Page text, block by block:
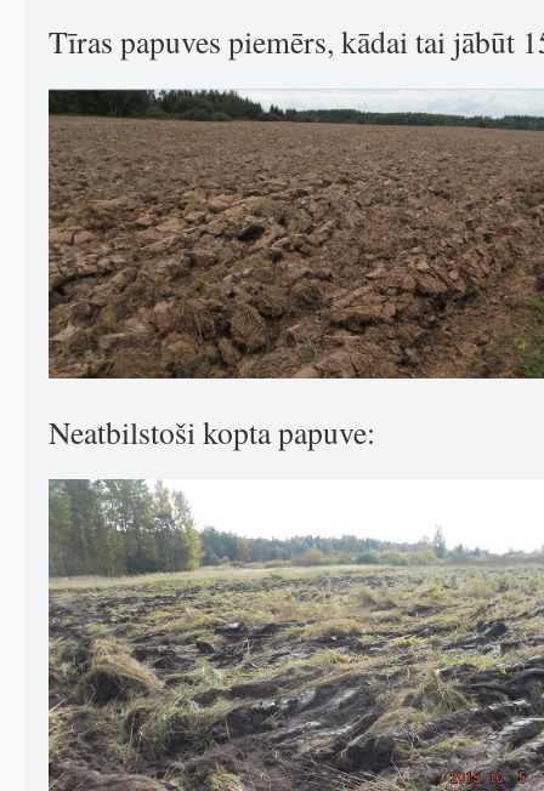
Tīras papuves piemērs, kādai tai jābūt
Neatbilstoši kopta papuve: